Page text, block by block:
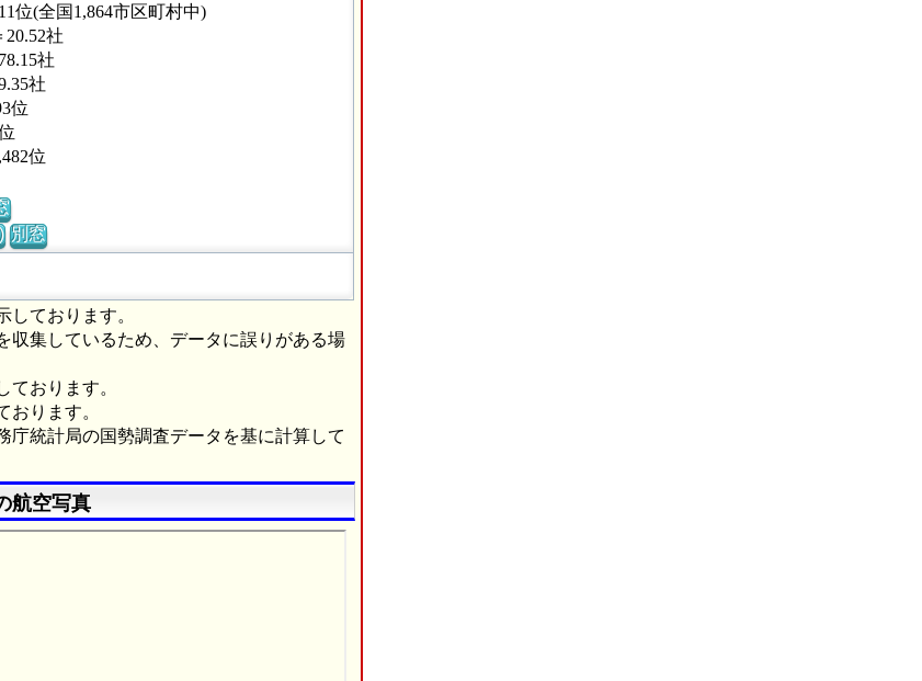
位(全国1,864市区町村中)
社
社
社
位
位
別窓
しております。
収集しているため、データに誤りがある場
ております。
おります。
庁統計局の国勢調査データを基に計算して
航空写真